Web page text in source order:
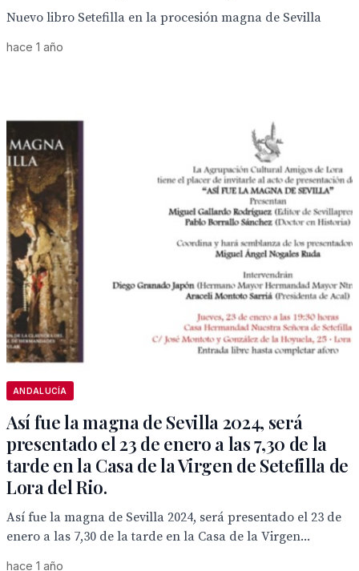
Nuevo libro Setefilla en la procesión magna de Sevilla
hace 1 año
ANDALUCÍA
Así fue la magna de Sevilla 2024, será
presentado el 23 de enero a las 7,30 de la
tarde en la Casa de la Virgen de Setefilla de
Lora del Rio.
Así fue la magna de Sevilla 2024, será presentado el 23 de
enero a las 7,30 de la tarde en la Casa de la Virgen...
hace 1 año